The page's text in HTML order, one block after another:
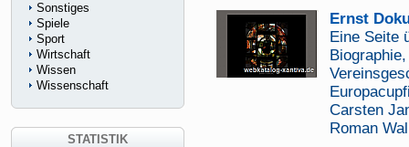
Ernst
Eine Seite
Carsten
Roman
Sonstiges
Spiele
Sport
Wirtschaft
Wissen
Wissenschaft
STATISTIK